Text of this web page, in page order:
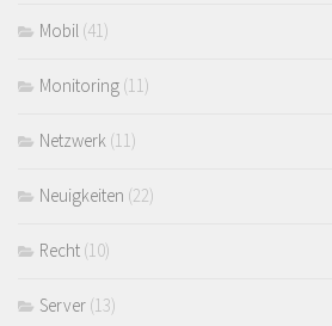
Mobil (41)
Monitoring (11)
Netzwerk (11)
Neuigkeiten (22)
Recht (10)
Server (13)